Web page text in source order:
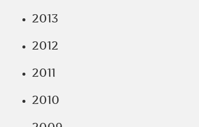
2013
2012
2011
2010